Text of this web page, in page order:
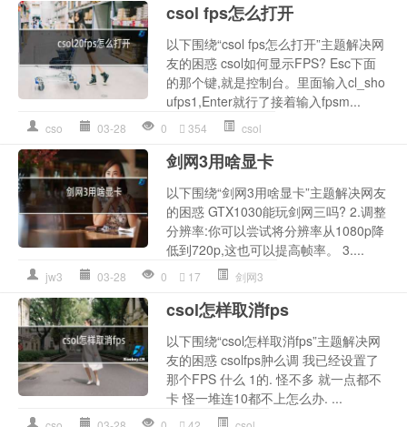
csol fps怎么打开
以下围绕“csol fps怎么打开”主题解决网
友的困惑 csol如何显示FPS? Esc下面
的那个键,就是控制台。里面输入cl_sho
ufps1,Enter就行了接着输入fpsm...
cso 03-28 0 354 csol
剑网3用啥显卡
以下围绕“剑网3用啥显卡”主题解决网友
的困惑 GTX1030能玩剑网三吗? 2.调整
分辨率:你可以尝试将分辨率从1080p降
低到720p,这也可以提高帧率。 3....
jw3 03-28 0 17 剑网3
csol怎样取消fps
以下围绕“csol怎样取消fps”主题解决网
友的困惑 csolfps肿么调 我已经设置了
那个FPS 什么 1的. 怪不多 就一点都不
卡 怪一堆连10都不上怎么办. ...